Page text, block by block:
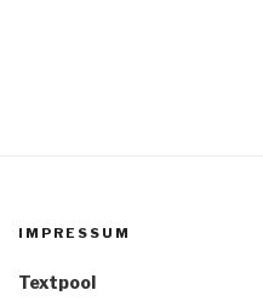
IMPRESSUM
Textpool